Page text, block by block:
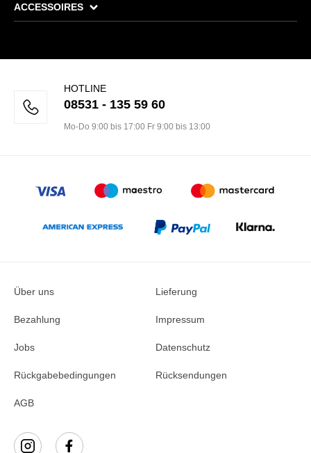
ACCESSOIRES
HOTLINE
08531 - 135 59 60
Mo-Do 9:00 bis 17:00 Fr 9:00 bis 13:00
Über uns Lieferung
Bezahlung Impressum
Jobs Datenschutz
Rückgabebedingungen Rücksendungen
AGB